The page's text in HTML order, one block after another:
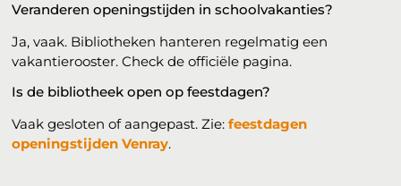
Veranderen openingstijden in schoolvakanties?
Ja, vaak. Bibliotheken hanteren regelmatig een
vakantierooster. Check de officiële pagina.
Is de bibliotheek open op feestdagen?
Vaak gesloten of aangepast. Zie:feestdagen
openingstijden Venray.